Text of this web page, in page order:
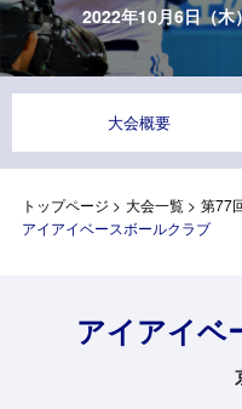
2022年10月6日（木
大会概要
トップページ > 大会一覧> 第77
アイアイベースボールクラブ
アイアイベ